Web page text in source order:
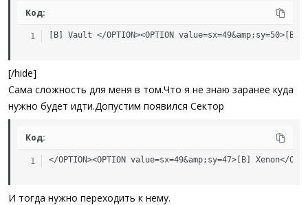
Код:
[B] Vault </OPTION><OPTION value=sx=49&amp;sy=50>[B]
[/hide]
Сама сложность для меня в том.Что я не знаю заранее куда
нужно будет идти.Допустим появился Сектор
Код:
</OPTION><OPTION value=sx=49&amp;sy=47>[B] Xenon</
И тогда нужно переходить к нему.